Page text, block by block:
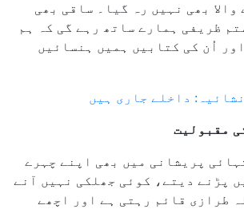
والا بھی نہیں رہ گیا۔ ساقی بھی
ظریفی ہمارے ساتھ رہے گی کہ ہم
اُن کی کتابیں ہمیں ہنسائیں
داخلے جاری ہیں
مقبولیت
پریشانی میں بھی اپنے چہرے
پڑنے دیتے، کوئی جھلکی نہیں آنے
طرازی قائم رہتی ہے اور اچھے